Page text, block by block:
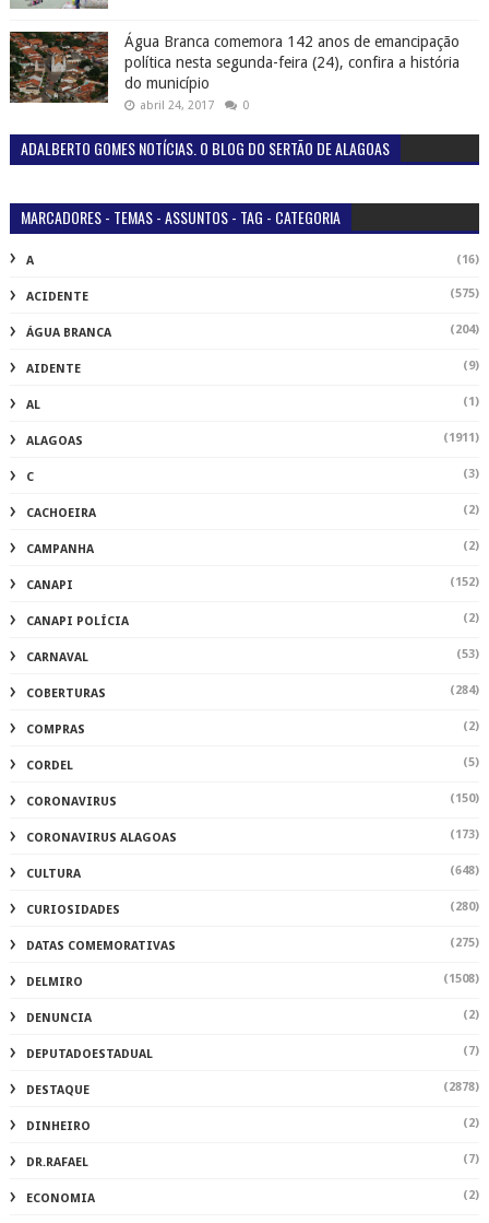
Água Branca comemora 142 anos de emancipação
política nesta segunda-feira (24), confira a história
do município
abril 24, 2017 0
ADALBERTO GOMES NOTÍCIAS. O BLOG DO SERTÃO DE ALAGOAS
MARCADORES - TEMAS - ASSUNTOS - TAG - CATEGORIA
A (16)
ACIDENTE (575)
ÁGUA BRANCA (204)
AIDENTE (9)
AL (1)
ALAGOAS (1911)
C (3)
CACHOEIRA (2)
CAMPANHA (2)
CANAPI (152)
CANAPI POLÍCIA (2)
CARNAVAL (53)
COBERTURAS (284)
COMPRAS (2)
CORDEL (5)
CORONAVIRUS (150)
CORONAVIRUS ALAGOAS (173)
CULTURA (648)
CURIOSIDADES (280)
DATAS COMEMORATIVAS (275)
DELMIRO (1508)
DENUNCIA (2)
DEPUTADOESTADUAL (7)
DESTAQUE (2878)
DINHEIRO (2)
DR.RAFAEL (7)
ECONOMIA (2)